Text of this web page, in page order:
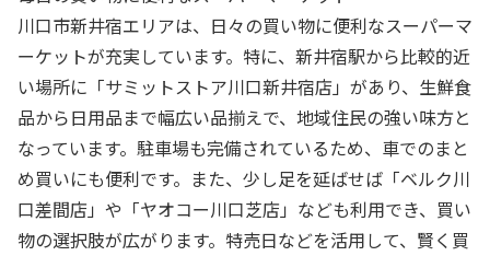
川口市新井宿エリアは、日々の買い物に便利なスーパーマ
ーケットが充実しています。特に、新井宿駅から比較的近
い場所に「サミットストア川口新井宿店」があり、生鮮食
品から日用品まで幅広い品揃えで、地域住民の強い味方と
なっています。駐車場も完備されているため、車でのまと
め買いにも便利です。また、少し足を延ばせば「ベルク川
口差間店」や「ヤオコー川口芝店」なども利用でき、買い
物の選択肢が広がります。特売日などを活用して、賢く買